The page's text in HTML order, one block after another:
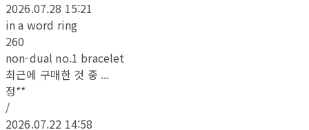
2026.07.28 15:21
in a word ring
260
non-dual no.1 bracelet
최근에 구매한 것 중 ...
정**
/
2026.07.22 14:58